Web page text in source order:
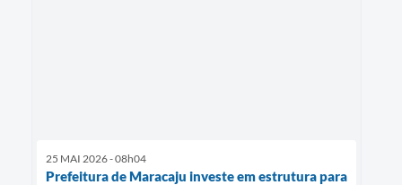
25 MAI 2026 - 08h04
Prefeitura de Maracaju investe em estrutura para